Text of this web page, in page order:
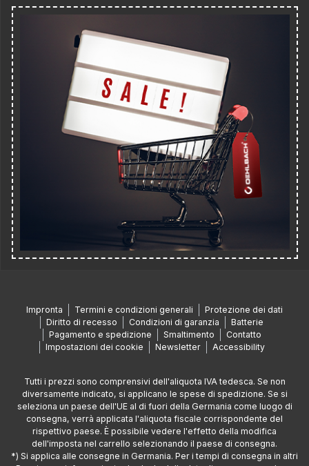
Impronta Termini e condizioni generali
Protezione dei dati
Diritto di recesso
Condizioni di garanzia
Batterie
Pagamento e spedizione
Smaltimento
Contatto
Impostazioni dei cookie
Newsletter Accessibility
Tutti i prezzi sono comprensivi dell'aliquota IVA tedesca. Se non
diversamente indicato, si applicano le spese di spedizione. Se si
seleziona un paese dell'UE al di fuori della Germania come luogo di
consegna, verrà applicata l'aliquota fiscale corrispondente del
rispettivo paese. È possibile vedere l'effetto della modifica
dell'imposta nel carrello selezionando il paese di consegna.
*) Si applica alle consegne in Germania. Per i tempi di consegna in altri